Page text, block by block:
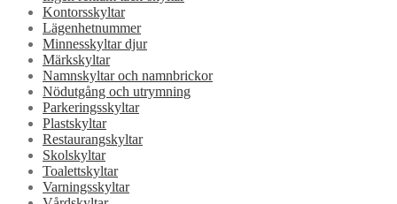
Kontorsskyltar
Lägenhetnummer
Minnesskyltar djur
Märkskyltar
Namnskyltar och namnbrickor
Nödutgång och utrymning
Parkeringsskyltar
Plastskyltar
Restaurangskyltar
Skolskyltar
Toalettskyltar
Varningsskyltar